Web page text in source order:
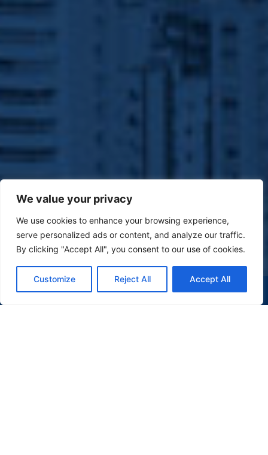
We value your privacy
We use cookies to enhance your browsing experience,
serve personalized ads or content, and analyze our traffic.
By clicking "Accept All", you consent to our use of cookies.
Customize Reject All Accept All
(47) 9 9977-7630